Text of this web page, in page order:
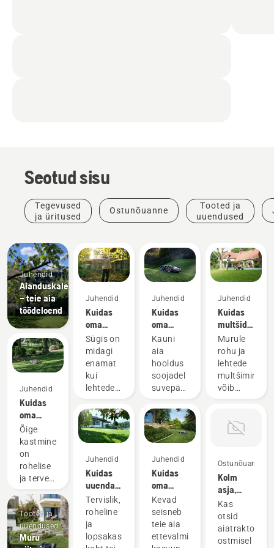
Seotud sisu
Tegevused
ja üritused
Ostunõuanne
Tooted ja
uuendused
Juhendid
Aianduskalender
– teie aia
töödeloend
Juhendid
Kuidas
oma
muru
kasta?
Õige
kastmine
on
rohelise
ja terve
saavutamiseks
ülioluline.
Siin on
Husqvarna
Tooted ja
uuendused
Muru
Juhendid
Kuidas
oma
sügisest
muru
hooldada
– 6
parimat
Sügis on
midagi
enamat
kui
lehtede
ja
valmistumine
eelseisvateks
kuudeks
– just sel
ajal
tehakse
ettevalmistustööd
parimate
muruplatside
Juhendid
Kuidas
uuendada
muru ja
parandada
kahjustatud
kohti
Tervislik,
roheline
ja
lopsakas
Juhendid
Kuidas
oma
suvist
muru
hooldada
– 6
parimat
Kauni
aia
hooldus
soojadel
suvepäevadel
mõned
lihtsalt
järgitavad
muruhoolduse
näpunäited,
mis
aitavad
teie
murul
soojematel
Juhendid
Kuidas
oma
kevadist
muru
hooldada
– 9
Kevad
seisneb
teie aia
ettevalmistamises
Juhendid
Kuidas
multšida
rohtu ja
lehti?
Murule
rohu ja
lehtede
multšimine
võib
aega kui
raha.
meie
parimad
soovitused
niiduse
ja
lehtede
multšimiseks.
Ostunõuanne
Kolm
asja,
millega
aiatraktori
ostmisel
arvestada
Kas
otsid
aiatraktori
ostmisel